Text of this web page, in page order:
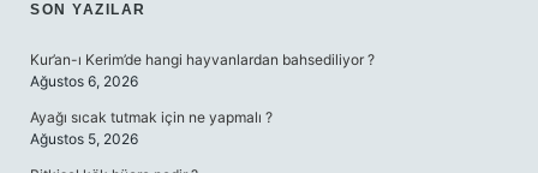
SIDEBAR
SON YAZILAR
Kur’an-ı Kerim’de hangi hayvanlardan bahsediliyor ?
Ağustos 6, 2026
Ayağı sıcak tutmak için ne yapmalı ?
Ağustos 5, 2026